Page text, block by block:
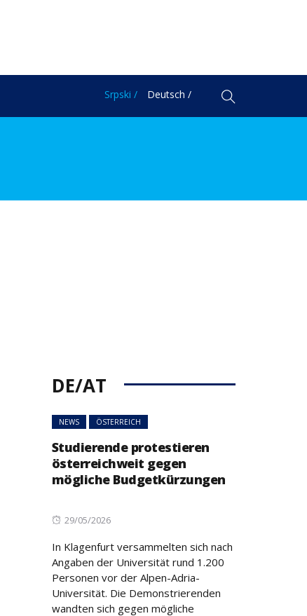
Srpski / Deutsch /
DE/AT
NEWS ÖSTERREICH
Studierende protestieren
österreichweit gegen
mögliche Budgetkürzungen
Posted
29/05/2026
In Klagenfurt versammelten sich nach
Angaben der Universität rund 1.200
Personen vor der Alpen-Adria-
Universität. Die Demonstrierenden
wandten sich gegen mögliche